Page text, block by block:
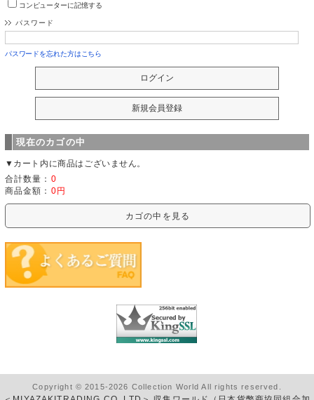
コンピューターに記憶する
パスワード
パスワードを忘れた方はこちら
現在のカゴの中
▼カート内に商品はございません。
合計数量： 0
商品金額： 0円
カゴの中を見る
Copyright © 2015-2026 Collection World All rights reserved.